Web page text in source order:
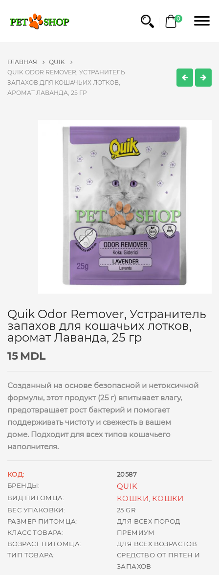
0
ГЛАВНАЯ
QUIK
QUIK ODOR REMOVER, УСТРАНИТЕЛЬ
ЗАПАХОВ ДЛЯ КОШАЧЬИХ ЛОТКОВ,
АРОМАТ ЛАВАНДА, 25 ГР
Quik Odor Remover, Устранитель
запахов для кошачьих лотков,
аромат Лаванда, 25 гр
15MDL
Созданный на основе безопасной и нетоксичной
формулы, этот продукт (25 г) впитывает влагу,
предотвращает рост бактерий и помогает
поддерживать чистоту и свежесть в вашем
доме. Подходит для всех типов кошачьего
наполнителя.
КОД:
20587
БРЕНДЫ:
QUIK
ВИД ПИТОМЦА: КОШКИ, КОШКИ
ВЕС УПАКОВКИ:
25 GR
РАЗМЕР ПИТОМЦА:
ДЛЯ ВСЕХ ПОРОД
КЛАСС ТОВАРА:
ПРЕМИУМ
ВОЗРАСТ ПИТОМЦА:
ДЛЯ ВСЕХ ВОЗРАСТОВ
ТИП ТОВАРА:
СРЕДСТВО ОТ ПЯТЕН И
ЗАПАХОВ